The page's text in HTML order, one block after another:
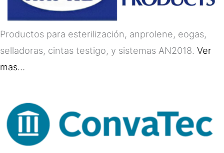
Productos para esterilización, anprolene, eogas,
selladoras, cintas testigo, y sistemas AN2018. Ver
mas…